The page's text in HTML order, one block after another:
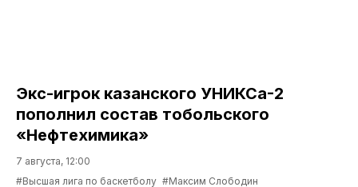
Экс-игрок казанского УНИКСа-2
пополнил состав тобольского
«Нефтехимика»
7 августа, 12:00
#Высшая лига по баскетболу #Максим Слободин